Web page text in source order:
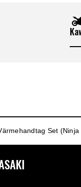
Set (Ninja